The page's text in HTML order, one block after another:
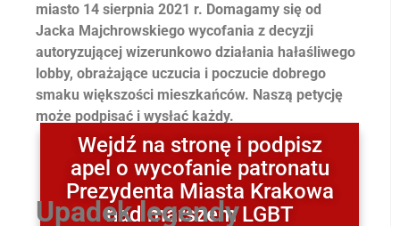
miasto 14 sierpnia 2021 r. Domagamy się od
Jacka Majchrowskiego wycofania z decyzji
autoryzującej wizerunkowo działania hałaśliwego
lobby, obrażające uczucia i poczucie dobrego
smaku większości mieszkańców. Naszą petycję
może podpisać i wysłać każdy.
Wejdź na stronę i podpisz
apel o wycofanie patronatu
Prezydenta Miasta Krakowa
nad marszem LGBT
Upadek legendy